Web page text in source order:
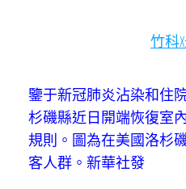
竹科
鑒于新冠肺炎沾染和住
杉磯縣近日開端恢復室
規則。圖為在美國洛杉
客人群。新華社發